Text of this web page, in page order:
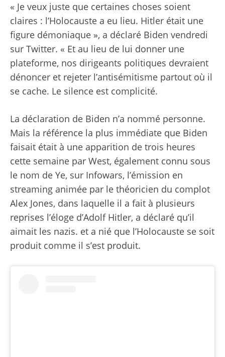
« Je veux juste que certaines choses soient
claires : l’Holocauste a eu lieu. Hitler était une
figure démoniaque », a déclaré Biden vendredi
sur Twitter. « Et au lieu de lui donner une
plateforme, nos dirigeants politiques devraient
dénoncer et rejeter l’antisémitisme partout où il
se cache. Le silence est complicité.
La déclaration de Biden n’a nommé personne.
Mais la référence la plus immédiate que Biden
faisait était à une apparition de trois heures
cette semaine par West, également connu sous
le nom de Ye, sur Infowars, l’émission en
streaming animée par le théoricien du complot
Alex Jones, dans laquelle il a fait à plusieurs
reprises l’éloge d’Adolf Hitler, a déclaré qu’il
aimait les nazis. et a nié que l’Holocauste se soit
produit comme il s’est produit.